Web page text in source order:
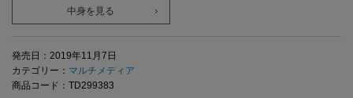
中身を見る
発売日：2019年11月7日
カテゴリー： マルチメディア
商品コード：TD299383